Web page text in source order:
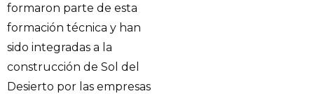
formaron parte de esta
formación técnica y han
sido integradas a la
construcción de Sol del
Desierto por las empresas